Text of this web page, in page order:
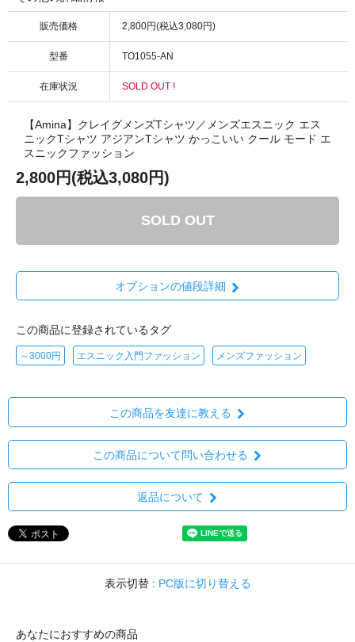
販売価格 2,800円(税込3,080円)
型番 TO1055-AN
在庫状況 SOLD OUT !
【Amina】クレイグメンズTシャツ／メンズエスニック エス
ニックTシャツ アジアンTシャツ かっこいい クール モード エ
スニックファッション
2,800円(税込3,080円)
SOLD OUT
オプションの値段詳細
この商品に登録されているタグ
～3000円 エスニック入門ファッション メンズファッション
この商品を友達に教える
この商品について問い合わせる
返品について
表示切替 : PC版に切り替える
あなたにおすすめの商品